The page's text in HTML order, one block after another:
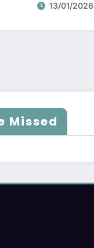
13/01/2026
Missed